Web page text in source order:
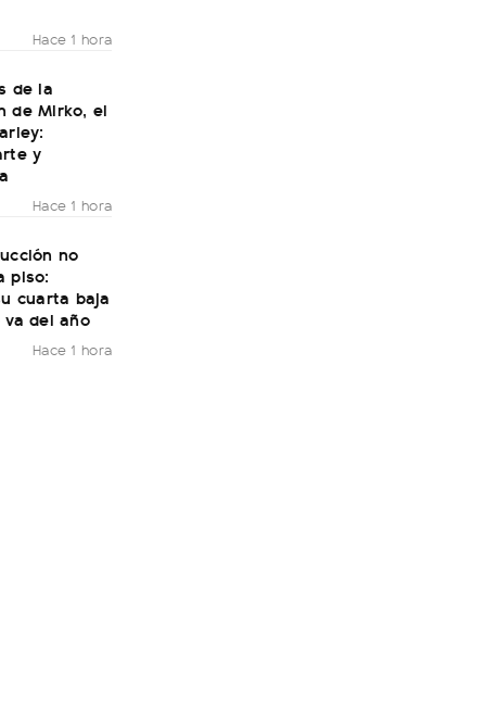
Hace 1 hora
de la
de Mirko, el
y
Hace 1 hora
no
piso:
cuarta baja
del año
Hace 1 hora